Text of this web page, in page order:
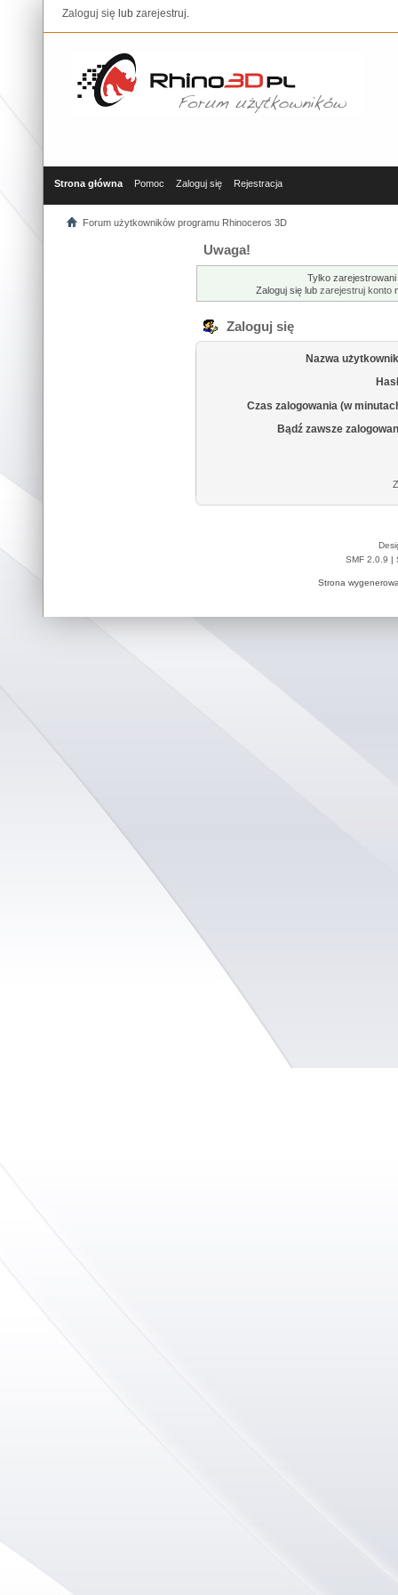
Zaloguj się lub zarejestruj.
Strona główna Pomoc Zaloguj się Rejestracja
Forum użytkowników programu Rhinoceros 3D
Uwaga!
Tylko
Zaloguj się lub zarejestruj konto
Zaloguj się
Nazwa
Czas zalogowania (w
Bądź zawsze
SMF 2.0.9
Strona